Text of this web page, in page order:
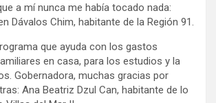
a mí nunca me había tocado nada:
Dávalos Chim, habitante de la Región 91.
que ayuda con los gastos
en casa, para los estudios y la
Gobernadora, muchas gracias por
Ana Beatriz Dzul Can, habitante de lo